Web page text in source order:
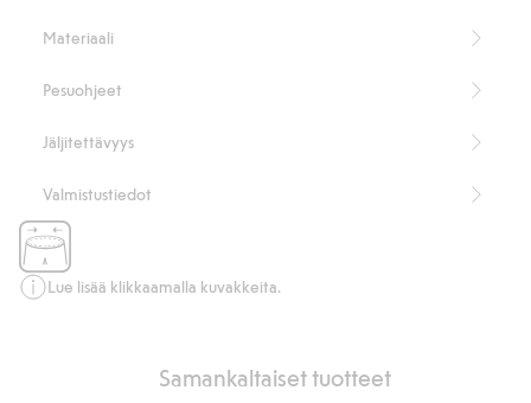
Tuotenumero
Materiaali
Pesuohjeet
Jäljitettävyys
Valmistustiedot
Lue lisää klikkaamalla kuvakkeita.
Samankaltaiset tuotteet